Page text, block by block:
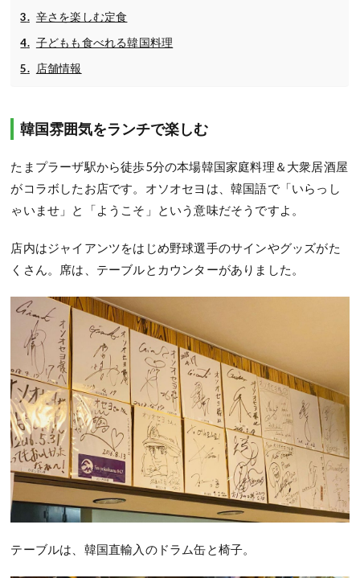
辛さを楽しむ定食
子どもも食べれる韓国料理
店舗情報
韓国雰囲気をランチで楽しむ
たまプラーザ駅から徒歩5分の本場韓国家庭料理＆大衆居酒屋
がコラボしたお店です。オソオセヨは、韓国語で「いらっし
ゃいませ」と「ようこそ」という意味だそうですよ。
店内はジャイアンツをはじめ野球選手のサインやグッズがた
くさん。席は、テーブルとカウンターがありました。
テーブルは、韓国直輸入のドラム缶と椅子。